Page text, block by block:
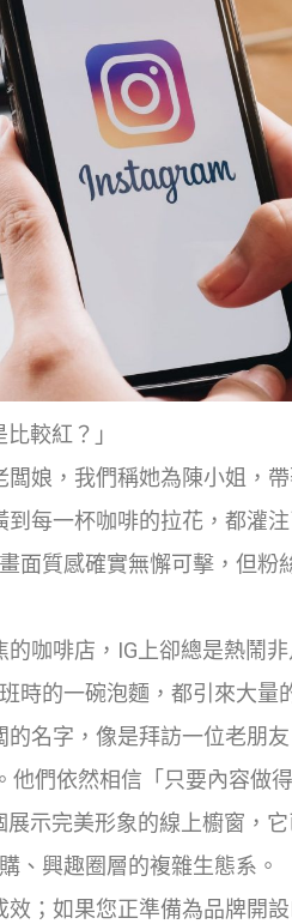
較紅？」
娘，我們稱她為陳小姐，
每一杯咖啡的拉花，都灌
質感確實無懈可擊，但粉
咖啡店，IG上卻總是熱鬧
時的一碗泡麵，都引來大量
名字，像是拜訪一位老朋友
們依然相信「只要內容做
示完美形象的線上櫥窗，
、興趣圈層的複雜生態系。
；如果您正準備為品牌開